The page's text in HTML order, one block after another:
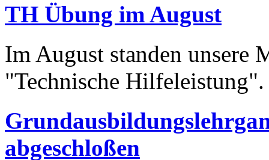
TH Übung im August
Im August standen unsere
"Technische
abgeschloßen